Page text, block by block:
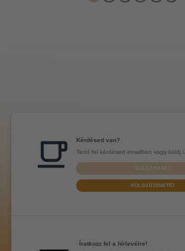
Kérdésed van?
Tedd fel kérdésed emailben vagy küldj
KÜLDJ EMAILT
KÜLDJ ÜZENETET
Íratkozz fel a hírlevélre!